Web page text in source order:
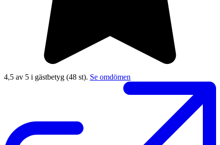
4,5 av 5 i gästbetyg (48 st). Se omdömen